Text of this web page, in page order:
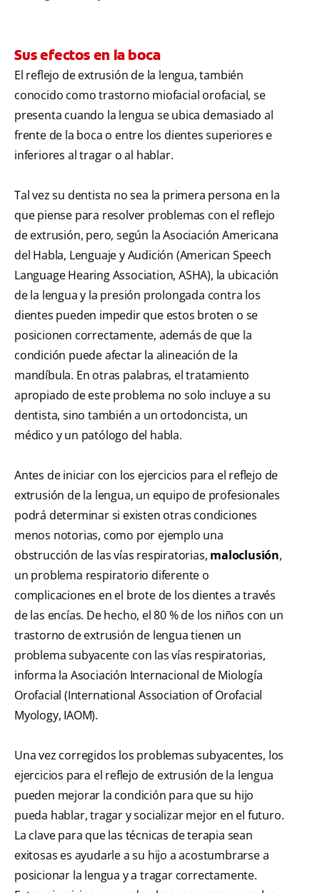
Sus efectos en la boca
El reflejo de extrusión de la lengua, también
conocido como trastorno miofacial orofacial, se
presenta cuando la lengua se ubica demasiado al
frente de la boca o entre los dientes superiores e
inferiores al tragar o al hablar.
Tal vez su dentista no sea la primera persona en la
que piense para resolver problemas con el reflejo
de extrusión, pero, según la Asociación Americana
del Habla, Lenguaje y Audición (American Speech
Language Hearing Association, ASHA), la ubicación
de la lengua y la presión prolongada contra los
dientes pueden impedir que estos broten o se
posicionen correctamente, además de que la
condición puede afectar la alineación de la
mandíbula. En otras palabras, el tratamiento
apropiado de este problema no solo incluye a su
dentista, sino también a un ortodoncista, un
médico y un patólogo del habla.
Antes de iniciar con los ejercicios para el reflejo de
extrusión de la lengua, un equipo de profesionales
podrá determinar si existen otras condiciones
menos notorias, como por ejemplo una
obstrucción de las vías respiratorias, maloclusión,
un problema respiratorio diferente o
complicaciones en el brote de los dientes a través
de las encías. De hecho, el 80 % de los niños con un
trastorno de extrusión de lengua tienen un
problema subyacente con las vías respiratorias,
informa la Asociación Internacional de Miología
Orofacial (International Association of Orofacial
Myology, IAOM).
Una vez corregidos los problemas subyacentes, los
ejercicios para el reflejo de extrusión de la lengua
pueden mejorar la condición para que su hijo
pueda hablar, tragar y socializar mejor en el futuro.
La clave para que las técnicas de terapia sean
exitosas es ayudarle a su hijo a acostumbrarse a
posicionar la lengua y a tragar correctamente.